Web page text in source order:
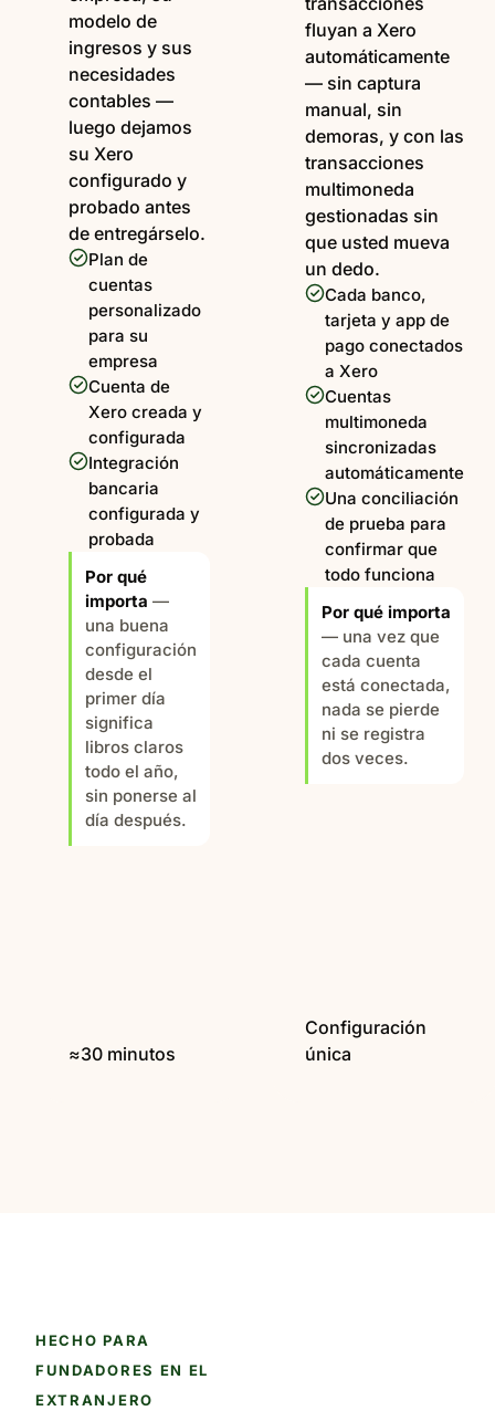
modelo de
ingresos y sus
necesidades
contables —
luego dejamos
su Xero
configurado y
probado antes
de entregárselo.
Plan de
cuentas
personalizado
para su
empresa
Cuenta de
Xero creada y
configurada
Integración
bancaria
configurada y
probada
Por qué
importa —
una buena
configuración
desde el
primer día
significa
libros claros
todo el año,
sin ponerse al
día después.
≈30 minutos
fluyan a Xero
automáticamente
— sin captura
manual, sin
demoras, y con las
transacciones
multimoneda
gestionadas sin
que usted mueva
un dedo.
Cada banco,
tarjeta y app de
pago conectados
a Xero
Cuentas
multimoneda
sincronizadas
automáticamente
Una conciliación
de prueba para
confirmar que
todo funciona
Por qué importa
— una vez que
cada cuenta
está conectada,
nada se pierde
ni se registra
dos veces.
Configuración
única
HECHO PARA
FUNDADORES EN EL
EXTRANJERO